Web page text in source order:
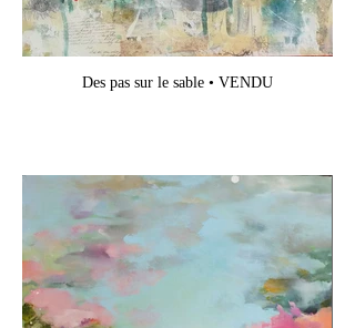
Des pas sur le sable • VENDU